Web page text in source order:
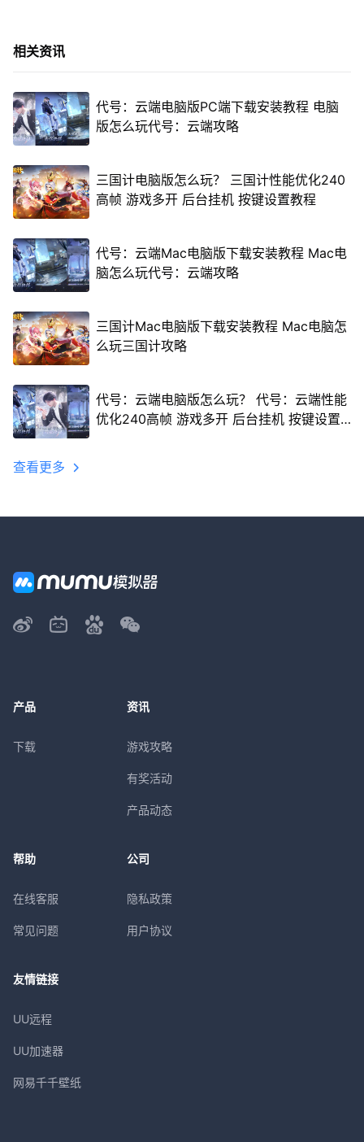
相关资讯
代号：云端电脑版PC端下载安装教程 电脑
版怎么玩代号：云端攻略
三国计电脑版怎么玩？ 三国计性能优化240
高帧 游戏多开 后台挂机 按键设置教程
代号：云端Mac电脑版下载安装教程 Mac电
脑怎么玩代号：云端攻略
三国计Mac电脑版下载安装教程 Mac电脑怎
么玩三国计攻略
代号：云端电脑版怎么玩？ 代号：云端性能
优化240高帧 游戏多开 后台挂机 按键设置
查看更多
产品
下载
资讯
游戏攻略
有奖活动
产品动态
帮助
在线客服
常见问题
公司
隐私政策
用户协议
友情链接
UU远程
UU加速器
网易千千壁纸